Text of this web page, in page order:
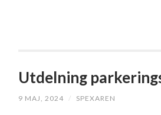
Utdelning
9 MAJ, 2024 / SPEXAREN